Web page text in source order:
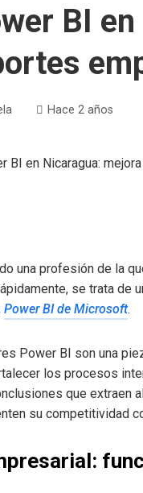
BI
Hace 2 años
una profesión de la
se trata de
Power BI de Microsoft.
Power BI son una
los procesos
que extraen
su competitividad